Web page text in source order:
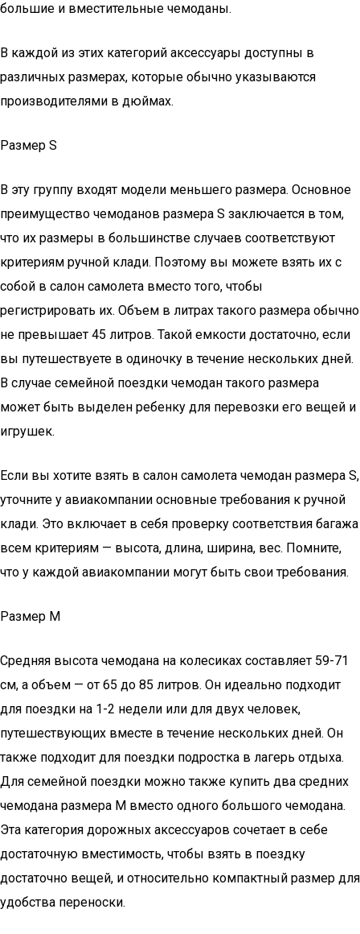
большие и вместительные чемоданы.
В каждой из этих категорий аксессуары доступны в
различных размерах, которые обычно указываются
производителями в дюймах.
Размер S
В эту группу входят модели меньшего размера. Основное
преимущество чемоданов размера S заключается в том,
что их размеры в большинстве случаев соответствуют
критериям ручной клади. Поэтому вы можете взять их с
собой в салон самолета вместо того, чтобы
регистрировать их. Объем в литрах такого размера обычно
не превышает 45 литров. Такой емкости достаточно, если
вы путешествуете в одиночку в течение нескольких дней.
В случае семейной поездки чемодан такого размера
может быть выделен ребенку для перевозки его вещей и
игрушек.
Если вы хотите взять в салон самолета чемодан размера S,
уточните у авиакомпании основные требования к ручной
клади. Это включает в себя проверку соответствия багажа
всем критериям — высота, длина, ширина, вес. Помните,
что у каждой авиакомпании могут быть свои требования.
Размер М
Средняя высота чемодана на колесиках составляет 59-71
см, а объем — от 65 до 85 литров. Он идеально подходит
для поездки на 1-2 недели или для двух человек,
путешествующих вместе в течение нескольких дней. Он
также подходит для поездки подростка в лагерь отдыха.
Для семейной поездки можно также купить два средних
чемодана размера M вместо одного большого чемодана.
Эта категория дорожных аксессуаров сочетает в себе
достаточную вместимость, чтобы взять в поездку
достаточно вещей, и относительно компактный размер для
удобства переноски.